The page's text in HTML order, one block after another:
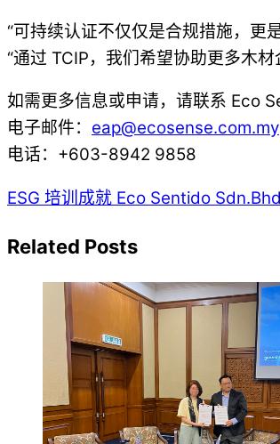
“可持续认证不仅仅是合规措施，更
“通过 TCIP，我们希望协助更多木
如需更多信息或申请，请联系 Eco
电子邮件： eap@ecosense.com.my
电话：+603-8942 9858
ESG 培训成就 Eco Sentido
Related Posts